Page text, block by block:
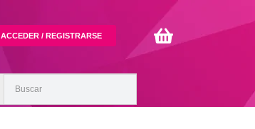
ACCEDER / REGISTRARSE